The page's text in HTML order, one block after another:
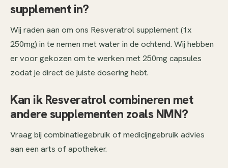
supplement in?
Wij raden aan om ons Resveratrol supplement (1x
250mg) in te nemen met water in de ochtend. Wij hebben
er voor gekozen om te werken met 250mg capsules
zodat je direct de juiste dosering hebt.
Kan ik Resveratrol combineren met
andere supplementen zoals NMN?
Vraag bij combinatiegebruik of medicijngebruik advies
aan een arts of apotheker.